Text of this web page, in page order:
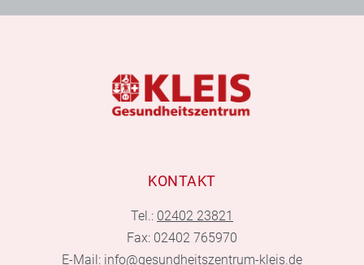
KONTAKT
Tel.: 02402 23821
Fax: 02402 765970
E-Mail: info@gesundheitszentrum-kleis.de